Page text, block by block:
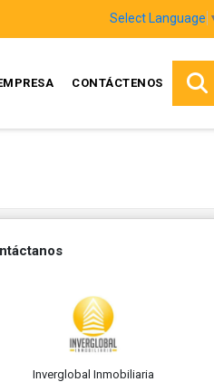
Select Language
CONTÁCTENOS
Inverglobal Inmobiliaria